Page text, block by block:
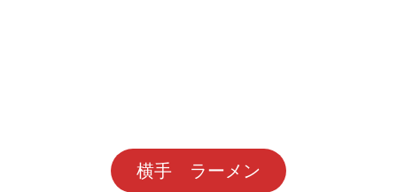
横手 ラーメン